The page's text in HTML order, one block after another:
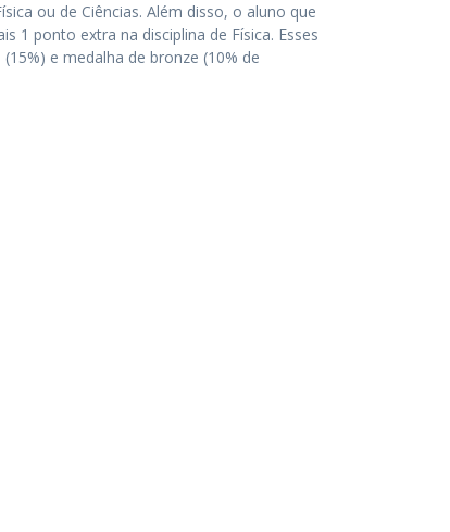
ou de Ciências. Além disso, o aluno que
1 ponto extra na disciplina de Física. Esses
e medalha de bronze (10% de